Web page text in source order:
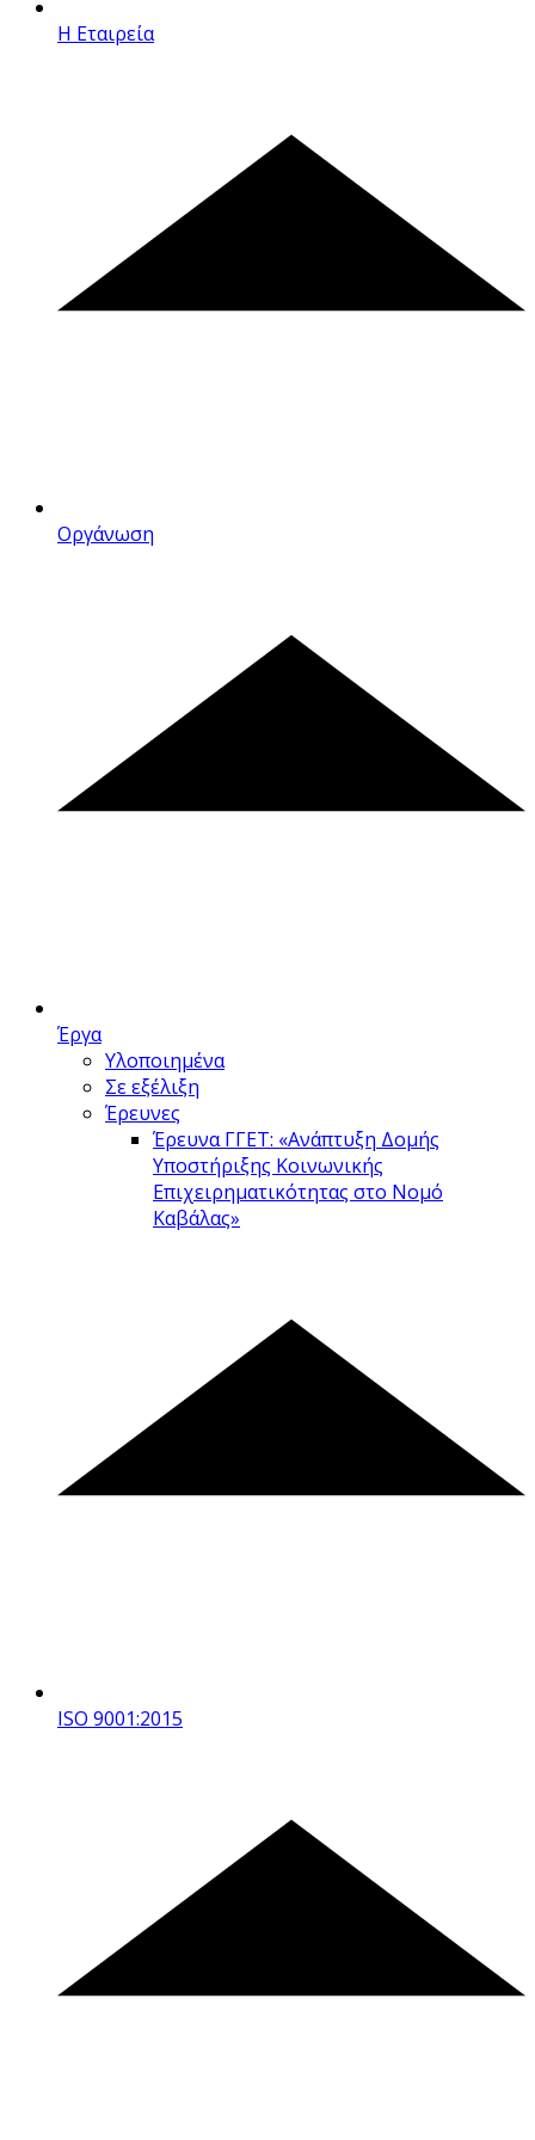
Η Εταιρεία
Οργάνωση
Έργα
Υλοποιημένα
Σε εξέλιξη
Έρευνες
Έρευνα ΓΓΕΤ: «Ανάπτυξη Δομής
Υποστήριξης Κοινωνικής
Επιχειρηματικότητας στο Νομό
Καβάλας»
ISO 9001:2015